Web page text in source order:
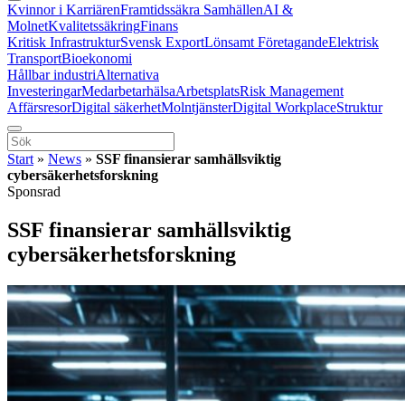
Kvinnor i KarriärenFramtidssäkra SamhällenAI &
MolnetKvalitetssäkringFinans
Kritisk InfrastrukturSvensk ExportLönsamt FöretagandeElektrisk
TransportBioekonomi
Hållbar industriAlternativa
InvesteringarMedarbetarhälsaArbetsplatsRisk Management
AffärsresorDigital säkerhetMolntjänsterDigital WorkplaceStruktur
Start » News » SSF finansierar samhällsviktig
cybersäkerhetsforskning
Sponsrad
SSF finansierar samhällsviktig
cybersäkerhetsforskning